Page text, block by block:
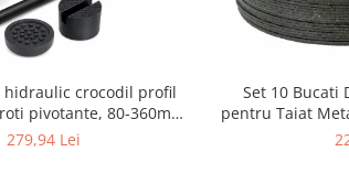
hidraulic crocodil profil
pivotante, 80-360mm+
pentru sprijin 3T cu pin
279,94 Lei
Set 10 Bucati
pentru Taiat
mm, Profil